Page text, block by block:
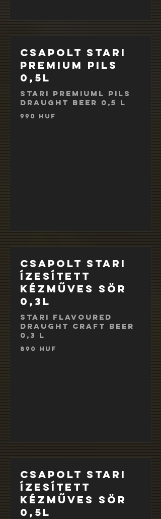
Csapolt Stari
Premium Pils
0,5l
Stari Premiuml Pils
draught beer 0,5 l
990 HUF
Csapolt Stari
ízesített
kézműves sör
0,3l
Stari flavoured
draught craft beer
0,3 l
890 HUF
Csapolt Stari
ízesített
kézműves sör
0,5l